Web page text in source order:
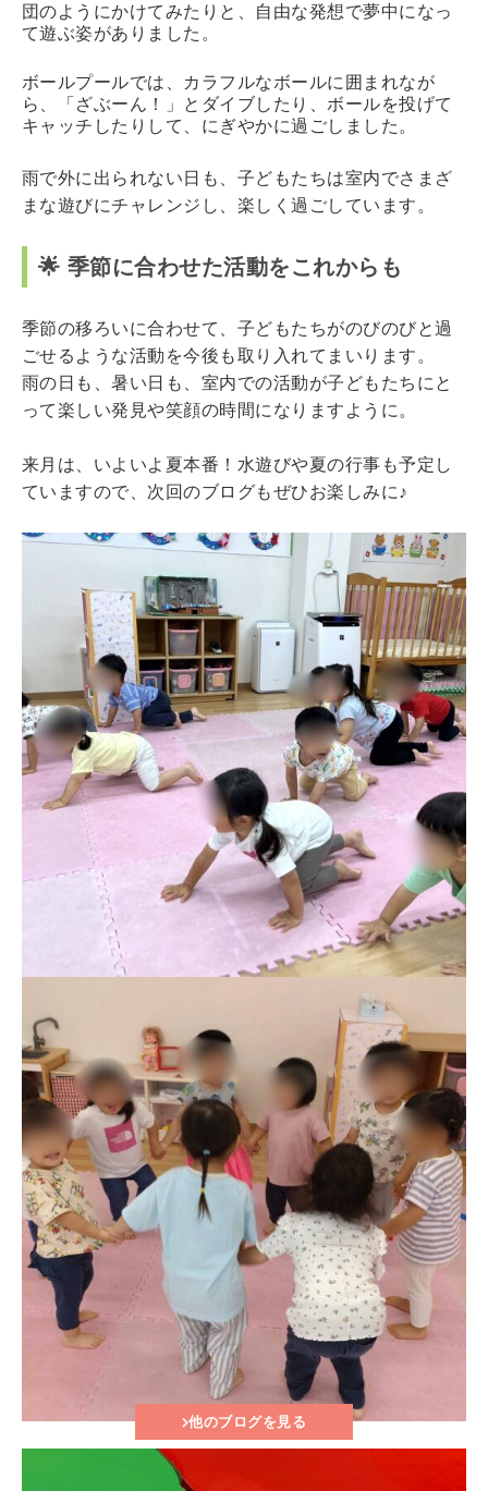
団のようにかけてみたりと、自由な発想で夢中になっ
て遊ぶ姿がありました。
ボールプールでは、カラフルなボールに囲まれなが
ら、「ざぶーん！」とダイブしたり、ボールを投げて
キャッチしたりして、にぎやかに過ごしました。
雨で外に出られない日も、子どもたちは室内でさまざ
まな遊びにチャレンジし、楽しく過ごしています。
🌟 季節に合わせた活動をこれからも
季節の移ろいに合わせて、子どもたちがのびのびと過
ごせるような活動を今後も取り入れてまいります。
雨の日も、暑い日も、室内での活動が子どもたちにと
って楽しい発見や笑顔の時間になりますように。
来月は、いよいよ夏本番！水遊びや夏の行事も予定し
ていますので、次回のブログもぜひお楽しみに♪
他のブログを見る